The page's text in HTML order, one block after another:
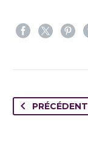
PRÉCÉDENT